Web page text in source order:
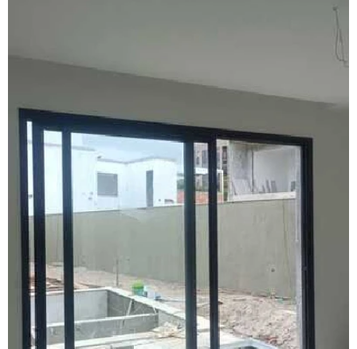
Fábrica de janela antirruído em são paulo
Fábrica de janela antirruído em sp
Fábrica de janela sobreposta de correr
Fábrica de janela sobreposta de giro
Fábrica janela sobreposta de giro em são paulo
Fábrica de janela vidro multilaminado